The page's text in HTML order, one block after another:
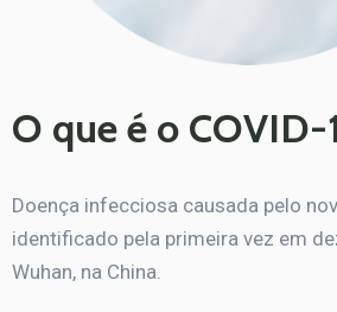
O que é o COVID-
Doença infecciosa causada pelo
identificado pela primeira vez em
Wuhan, na China.